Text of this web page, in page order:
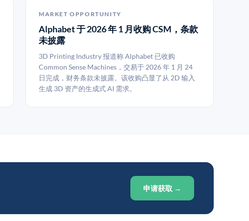
MARKET OPPORTUNITY
Alphabet 于 2026 年 1 月收购 CSM，条款
未披露
3D Printing Industry 报道称 Alphabet 已收购
Common Sense Machines，交易于 2026 年 1 月 24
日完成，财务条款未披露。该收购凸显了从 2D 输入
生成 3D 资产的生成式 AI 需求。
申请获取 →